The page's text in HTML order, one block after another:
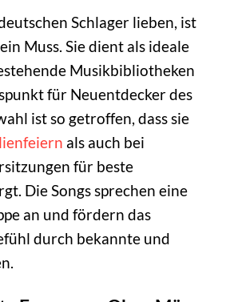
Schlager lieben, ist
Muss. Sie dient als ideale
Musikbibliotheken
für Neuentdecker des
ist so getroffen, dass sie
als auch bei
für beste
Die Songs sprechen eine
an und fördern das
durch bekannte und